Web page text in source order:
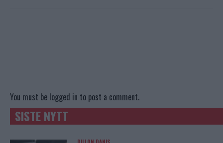
You must be logged in to post a comment.
SISTE NYTT